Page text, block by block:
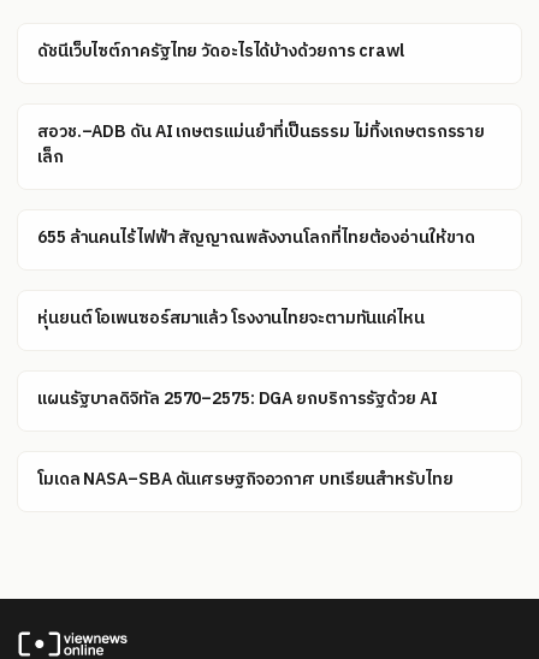
ดัชนีเว็บไซต์ภาครัฐไทย วัดอะไรได้บ้างด้วยการ crawl
สอวช.–ADB ดัน AI เกษตรแม่นยำที่เป็นธรรม ไม่ทิ้งเกษตรกรราย
เล็ก
655 ล้านคนไร้ไฟฟ้า สัญญาณพลังงานโลกที่ไทยต้องอ่านให้ขาด
หุ่นยนต์โอเพนซอร์สมาแล้ว โรงงานไทยจะตามทันแค่ไหน
แผนรัฐบาลดิจิทัล 2570–2575: DGA ยกบริการรัฐด้วย AI
โมเดล NASA–SBA ดันเศรษฐกิจอวกาศ บทเรียนสำหรับไทย